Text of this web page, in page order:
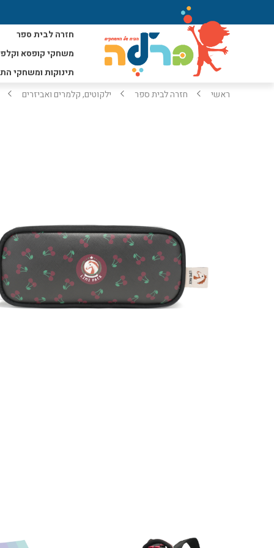
חזרה לבית ספר
משחקי קופסא
תינוקות ומשחקי
ראשי חזרה לבית ספר ילקוטים, קלמרים ואביזרים